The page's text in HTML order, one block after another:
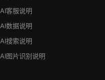
AI客服说明
AI数据说明
AI搜索说明
AI图片识别说明